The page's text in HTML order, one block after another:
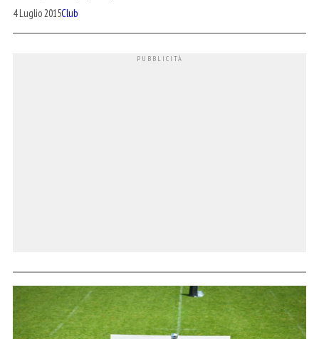
4 Luglio 2015Club